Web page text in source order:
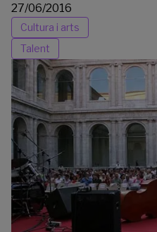
27/06/2016
Cultura i arts
Talent